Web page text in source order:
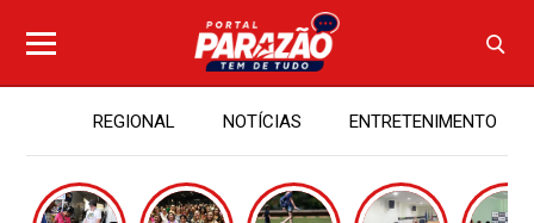
REGIONAL NOTÍCIAS ENTRETENIMENTO